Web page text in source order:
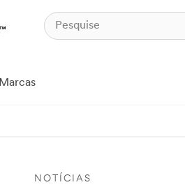
Marcas
NOTÍCIAS